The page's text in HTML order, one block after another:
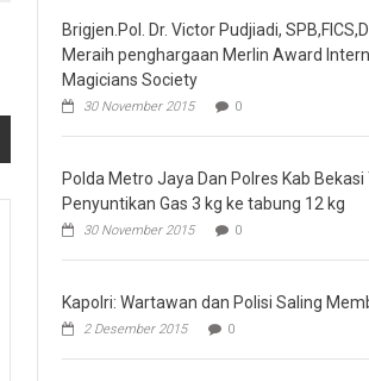
Brigjen.Pol. Dr. Victor Pudjiadi,
Meraih penghargaan Merlin Award
Magicians Society
30 November 2015 0
Polda Metro Jaya Dan Polres Kab Bekasi
Penyuntikan Gas 3 kg ke tabung 12 kg
30 November 2015 0
Kapolri: Wartawan dan Polisi Saling
2 Desember 2015 0